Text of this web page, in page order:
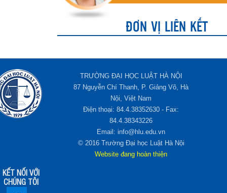
ĐƠN VỊ LIÊN KẾT
TRƯỜNG ĐẠI HỌC LUẬT HÀ NỘI
87 Nguyễn Chí Thanh, P. Giảng Võ, Hà
Nội, Việt Nam
Điện thoại: 84.4.38352630 - Fax:
84.4.38343226
Email: info@hlu.edu.vn
© 2016 Trường Đại học Luật Hà Nội
Website đang hoàn thiện
KẾT NỐI VỚI
CHÚNG TÔI